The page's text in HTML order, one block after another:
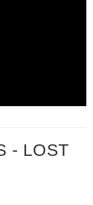
- LOST